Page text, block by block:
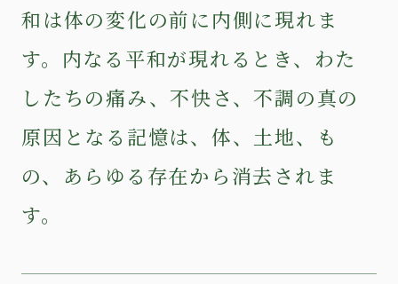
和は体の変化の前に内側に現れま
す。内なる平和が現れるとき、わた
したちの痛み、不快さ、不調の真の
原因となる記憶は、体、土地、も
の、あらゆる存在から消去されま
す。